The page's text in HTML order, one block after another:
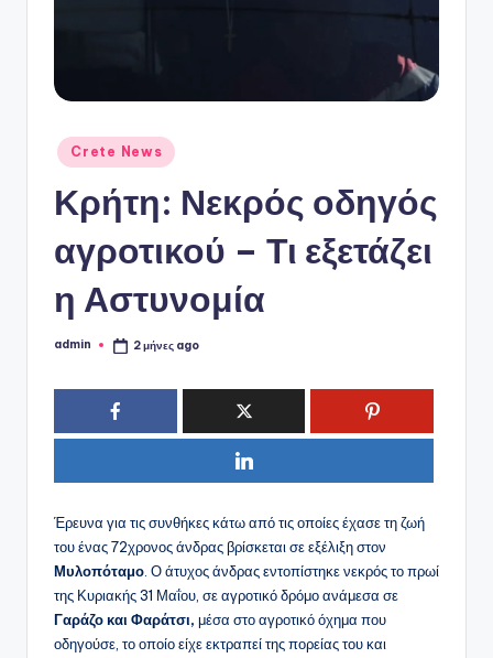
Αναρτήθηκε
σε
Crete News
Κρήτη: Νεκρός οδηγός
αγροτικού – Τι εξετάζει
η Αστυνομία
Συγγραφέας:
admin 2 μήνες ago
Έρευνα για τις συνθήκες κάτω από τις οποίες έχασε τη ζωή
του ένας 72χρονος άνδρας βρίσκεται σε εξέλιξη στον
Μυλοπόταμο . Ο άτυχος άνδρας εντοπίστηκε νεκρός το πρωί
της Κυριακής 31 Μαΐου, σε αγροτικό δρόμο ανάμεσα σε
Γαράζο και Φαράτσι, μέσα στο αγροτικό όχημα που
οδηγούσε, το οποίο είχε εκτραπεί της πορείας του και